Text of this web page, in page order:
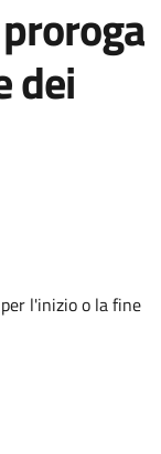
dei
l'inizio o la fine